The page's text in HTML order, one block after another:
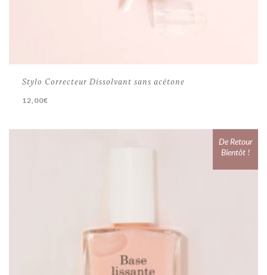
Stylo Correcteur Dissolvant sans acétone
12,00€
De Retour
Bientôt !